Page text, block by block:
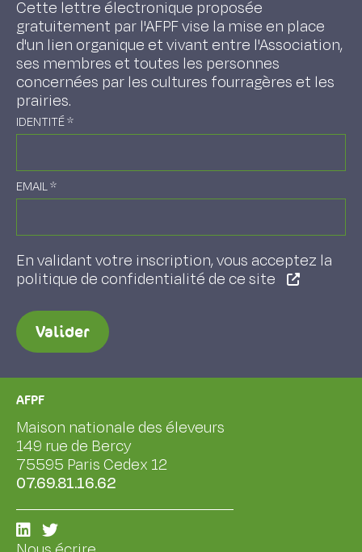
Cette lettre électronique proposée
gratuitement par l'AFPF vise la mise en place
d'un lien organique et vivant entre l'Association,
ses membres et toutes les personnes
concernées par les cultures fourragères et les
prairies.
IDENTITÉ*
EMAIL*
En validant votre inscription, vous acceptez la
politique de confidentialité de ce site
Valider
AFPF
Maison nationale des éleveurs
149 rue de Bercy
75595 Paris Cedex 12
07.69.81.16.62